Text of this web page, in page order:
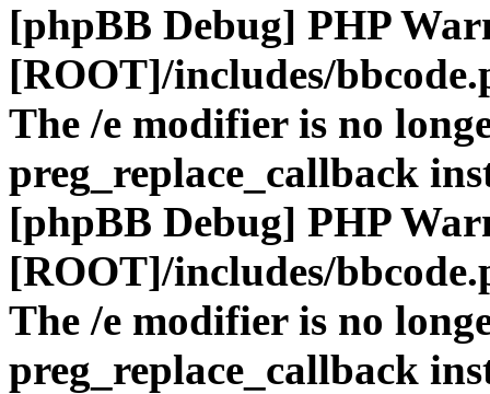
[phpBB Debug] PHP
[ROOT]/includes/
The /e modifier is no
preg_replace_callback
[phpBB Debug] PHP
[ROOT]/includes/
The /e modifier is no
preg_replace_callback